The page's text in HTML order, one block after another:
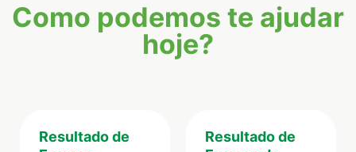
Como podemos te ajudar
hoje?
Resultado de
Resultado de